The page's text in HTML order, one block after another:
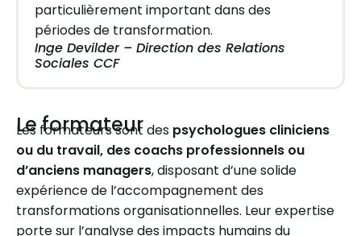
particulièrement important dans des
périodes de transformation.
Inge Devilder – Direction des Relations
Sociales CCF
Le formateur
Les formateurs sont des psychologues cliniciens
ou du travail, des coachs professionnels ou
d’anciens managers, disposant d’une solide
expérience de l’accompagnement des
transformations organisationnelles. Leur expertise
porte sur l’analyse des impacts humains du